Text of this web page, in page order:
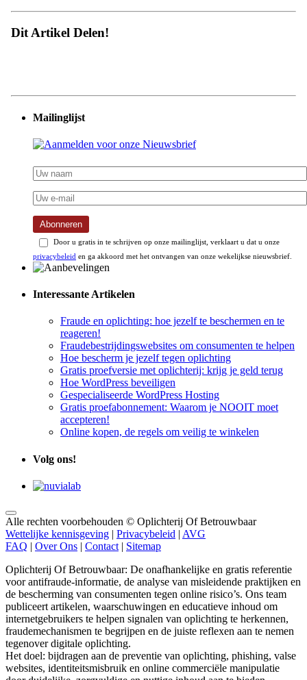
Dit Artikel Delen!
Mailinglijst
Abonneren
Door u gratis in te schrijven op onze mailinglijst, verklaart u dat u onze
privacybeleid en ga akkoord met het ontvangen van onze wekelijkse nieuwsbrief.
Interessante Artikelen
Fraude en oplichting: hoe jezelf te beschermen en te
reageren!
Fraudebestrijdingswebsites om consumenten te helpen
Hoe bescherm je jezelf tegen oplichting
Gratis proefversie met oplichterij: krijg je geld terug
Hoe WordPress beveiligen
Gespecialiseerde WordPress Hosting
Gratis proefabonnement: Waarom je NOOIT moet
accepteren!
Online kopen, de regels om veilig te winkelen
Volg ons!
Alle rechten voorbehouden © Oplichterij Of Betrouwbaar
Wettelijke kennisgeving | Privacybeleid | AVG
FAQ | Over Ons | Contact | Sitemap
Oplichterij Of Betrouwbaar: De onafhankelijke en gratis referentie
voor antifraude-informatie, de analyse van misleidende praktijken en
de bescherming van consumenten tegen online risico’s. Ons team
publiceert artikelen, waarschuwingen en educatieve inhoud om
internetgebruikers te helpen signalen van oplichting te herkennen,
fraudemechanismen te begrijpen en de juiste reflexen aan te nemen
tegenover digitale oplichting.
Het doel: bijdragen aan de preventie van oplichting, phishing, valse
websites, identiteitsmisbruik en online commerciële manipulatie